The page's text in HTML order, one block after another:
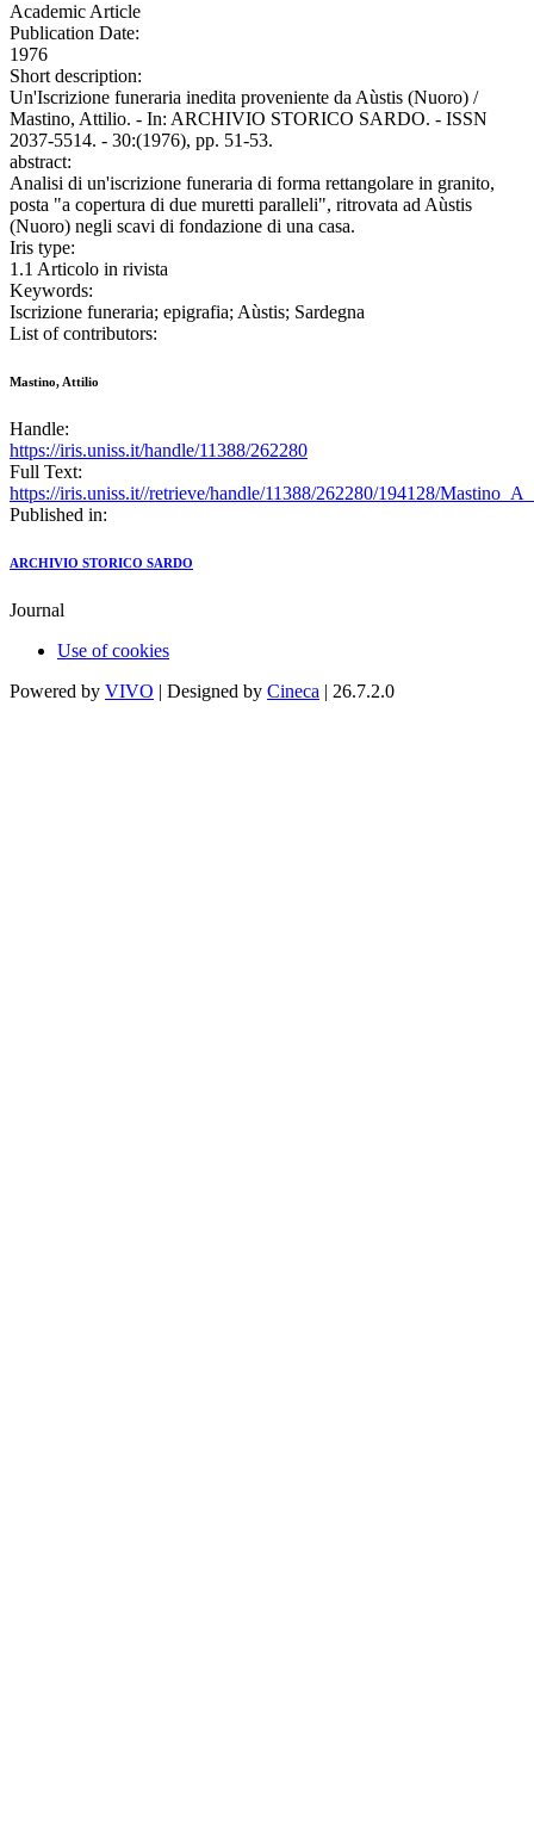
Academic Article
Publication Date:
1976
Short description:
Un'Iscrizione funeraria inedita proveniente da Aùstis (Nuoro) /
Mastino, Attilio. - In: ARCHIVIO STORICO SARDO. - ISSN
2037-5514. - 30:(1976), pp. 51-53.
abstract:
Analisi di un'iscrizione funeraria di forma rettangolare in granito,
posta "a copertura di due muretti paralleli", ritrovata ad Aùstis
(Nuoro) negli scavi di fondazione di una casa.
Iris type:
1.1 Articolo in rivista
Keywords:
Iscrizione funeraria; epigrafia; Aùstis; Sardegna
List of contributors:
Mastino, Attilio
Handle:
https://iris.uniss.it/handle/11388/262280
Full Text:
https://iris.uniss.it//retrieve/handle/11388/262280/194128/
Published in:
ARCHIVIO STORICO SARDO
Journal
Use of cookies
Powered by VIVO | Designed by Cineca | 26.7.2.0